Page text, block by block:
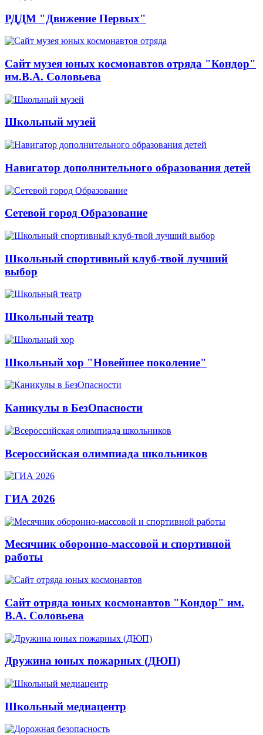
РДДМ "Движение Первых"
Сайт музея юных космонавтов отряда "Кондор"
им.В.А. Соловьева
Школьный музей
Навигатор дополнительного образования детей
Сетевой город Образование
Школьный спортивный клуб-твой лучший
выбор
Школьный театр
Школьный хор "Новейшее поколение"
Каникулы в БезОпасности
Всероссийская олимпиада школьников
ГИА 2026
Месячник оборонно-массовой и спортивной
работы
Сайт отряда юных космонавтов "Кондор" им.
В.А. Соловьева
Дружина юных пожарных (ДЮП)
Школьный медиацентр